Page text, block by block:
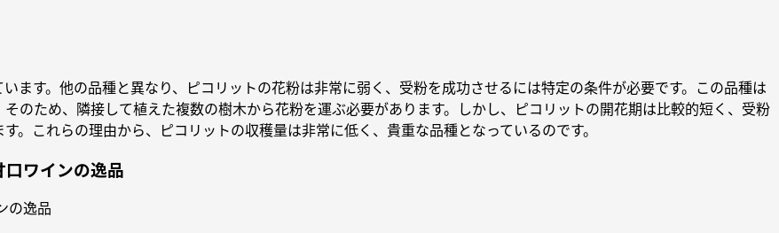
ます。他の品種と異なり、ピコリットの花粉は非常に弱く、受粉を成功させるには特定の条件が必要です。この品種は
のため、隣接して植えた複数の樹木から花粉を運ぶ必要があります。しかし、ピコリットの開花期は比較的短く、受粉
。これらの理由から、ピコリットの収穫量は非常に低く、貴重な品種となっているのです。
口ワインの逸品